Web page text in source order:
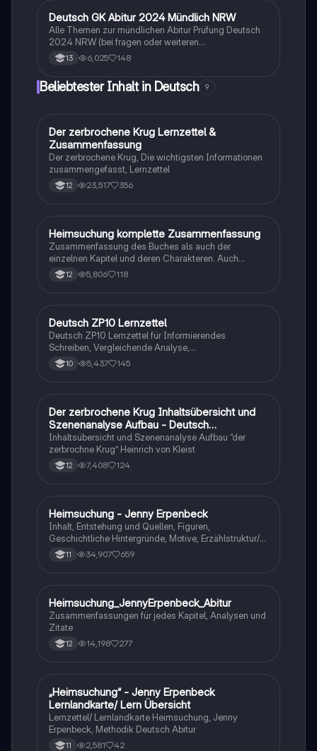
Zitate zur Untermauerung der Analyse verwendet
werden. Ideal für Schüler, die ihre Fähigkeiten in der
literarischen Analyse verbessern möchten.
Deutsch
Deutsch GK Abitur 2024 Mündlich NRW
Alle Themen zur mündlichen Abitur Prüfung Deutsch
2024 NRW (bei fragen oder weiteren
Zusammenfassungen einfach anschreiben)
13 6,025 148
Beliebtester Inhalt in Deutsch 9
Deutsch
Der zerbrochene Krug Lernzettel &
Zusammenfassung
Der zerbrochene Krug, Die wichtigsten Informationen
zusammengefasst, Lernzettel
12 23,517 356
Deutsch
Heimsuchung komplette Zusammenfassung
Zusammenfassung des Buches als auch der
einzelnen Kapitel und deren Charakteren. Auch
tabellarisch. Im Unterricht ohne KI erstellt
12 5,806 118
Deutsch
Deutsch ZP10 Lernzettel
Deutsch ZP10 Lernzettel für Informierendes
Schreiben, Vergleichende Analyse,
Sachtexte/Roman/Gedicht..
10 5,437 145
Deutsch
Der zerbrochene Krug Inhaltsübersicht und
Szenenanalyse Aufbau - Deutsch
Q1/Q2/Abitur
Inhaltsübersicht und Szenenanalyse Aufbau “der
zerbrochne Krug” Heinrich von Kleist
12 7,408 124
Deutsch
Heimsuchung - Jenny Erpenbeck
Inhalt, Entstehung und Quellen, Figuren,
Geschichtliche Hintergründe, Motive, Erzählstruktur/-
stil 11 34,907 659
Deutsch
Heimsuchung_JennyErpenbeck_Abitur
Zusammenfassungen für jedes Kapitel, Analysen und
Zitate
12 14,198 277
Deutsch
„Heimsuchung“ - Jenny Erpenbeck
Lernlandkarte/ Lern Übersicht
Lernzettel/ Lernlandkarte Heimsuchung, Jenny
Erpenbeck, Methodik Deutsch Abitur
11 2,581 42